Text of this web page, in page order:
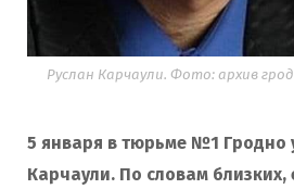
Руслан Карчаули. Фото: архив
5 января в тюрьме №1 Гродно
Карчаули. По словам близких,